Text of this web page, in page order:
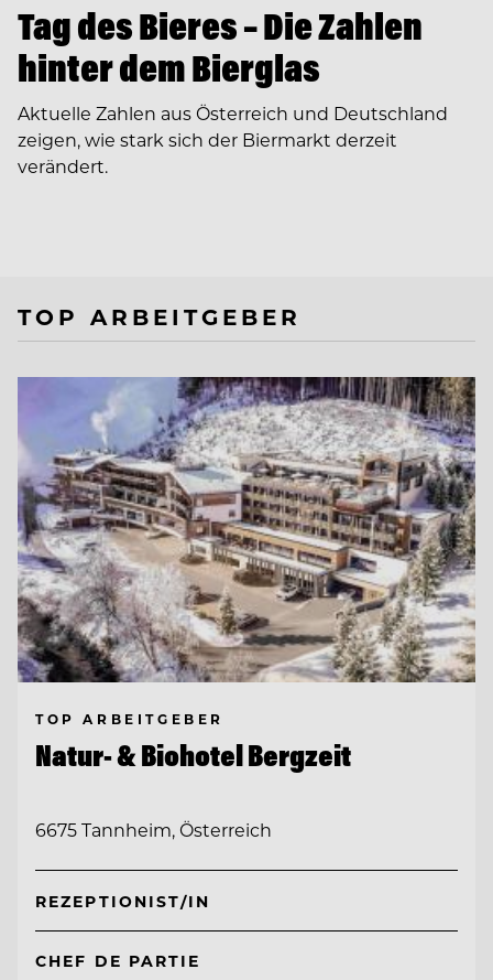
Tag des Bieres – Die Zahlen
hinter dem Bierglas
Aktuelle Zahlen aus Österreich und Deutschland
zeigen, wie stark sich der Biermarkt derzeit
verändert.
TOP ARBEITGEBER
TOP ARBEITGEBER
Natur- & Biohotel Bergzeit
6675 Tannheim, Österreich
REZEPTIONIST/IN
CHEF DE PARTIE